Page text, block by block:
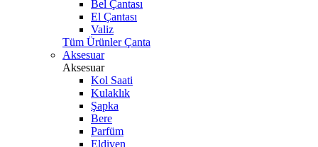
Bel Çantası
El Çantası
Valiz
Tüm Ürünler Çanta
Aksesuar
Aksesuar
Kol Saati
Kulaklık
Şapka
Bere
Parfüm
Eldiven